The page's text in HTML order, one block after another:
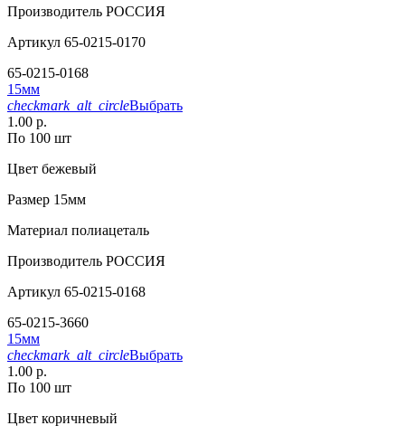
Производитель РОССИЯ
Артикул 65-0215-0170
65-0215-0168
15мм
checkmark_alt_circleВыбрать
1.00 р.
По 100 шт
Цвет бежевый
Размер 15мм
Материал полиацеталь
Производитель РОССИЯ
Артикул 65-0215-0168
65-0215-3660
15мм
checkmark_alt_circleВыбрать
1.00 р.
По 100 шт
Цвет коричневый